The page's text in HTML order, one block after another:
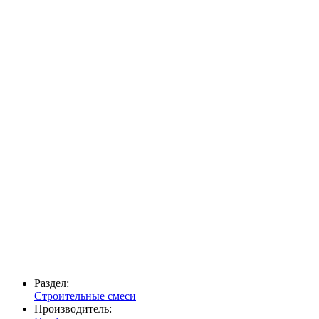
Раздел:
Строительные смеси
Производитель: